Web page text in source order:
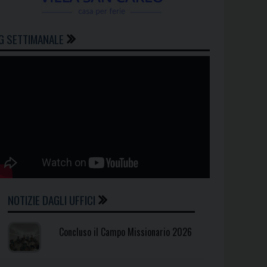
SETTIMANALE
NOTIZIE DAGLI UFFICI
Concluso il Campo Missionario 2026